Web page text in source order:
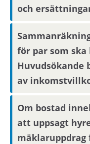
och
för par som
Huvudsökande
av
Om bostad
att uppsagt